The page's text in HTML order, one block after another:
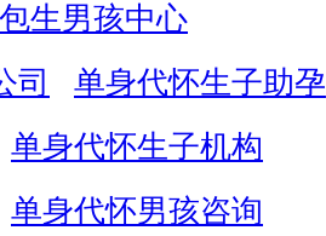
生男孩中心
司
单身代怀生子助孕
单身代怀生子机构
单身代怀男孩咨询